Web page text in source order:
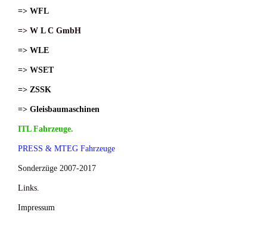
=> WFL
=> W L C GmbH
=> WLE
=> WSET
=> ZSSK
=> Gleisbaumaschinen
ITL Fahrzeuge.
PRESS & MTEG Fahrzeuge
Sonderzüge 2007-2017
Links.
Impressum